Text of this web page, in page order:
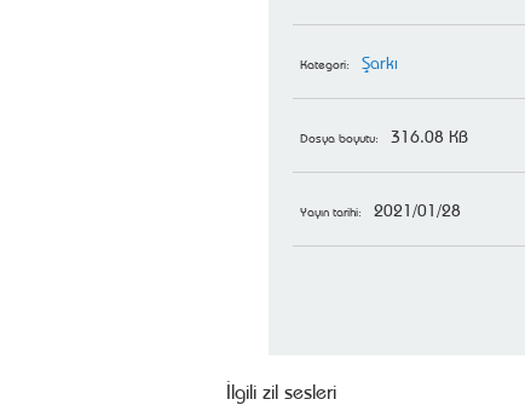
Kategori: Şarkı
Dosya boyutu: 316.08 KB
Yayın tarihi: 2021/01/28
İlgili zil sesleri